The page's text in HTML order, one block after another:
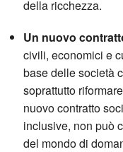
della ricchezza.
Un nuovo
civili, economici e
base delle società
soprattutto
nuovo contratto
inclusive, non può
del mondo di